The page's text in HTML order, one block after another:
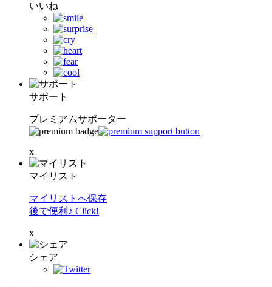
いいね
サポート
プレミアムサポーター
x
マイリスト
マイリストへ保存
後で便利♪ Click!
x
シェア